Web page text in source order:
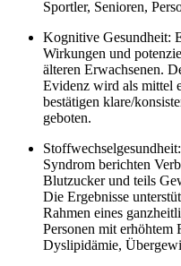
Sportler, Senioren,
Kognitive Gesundheit:
Wirkungen und
älteren Erwachsenen.
Evidenz wird als mittel
bestätigen klare/
geboten.
Syndrom berichten
Blutzucker und teils
Die Ergebnisse
Rahmen eines
Personen mit
Dyslipidämie,